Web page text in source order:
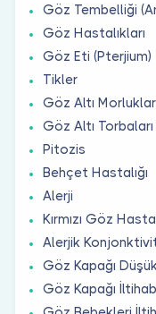
Göz Tembelliği
Göz Hastalıkları
Göz Eti (Pterjium)
Tikler
Göz Altı
Göz Altı Torbaları
Pitozis
Behçet Hastalığı
Alerji
Kırmızı Göz
Alerjik
Göz Kapağı
Göz Kapağı